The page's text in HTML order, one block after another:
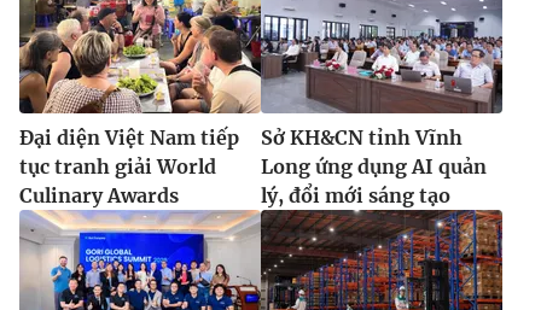
Đại diện Việt Nam tiếp
tục tranh giải World
Culinary Awards
Sở KH&CN tỉnh Vĩnh
Long ứng dụng AI quản
lý, đổi mới sáng tạo